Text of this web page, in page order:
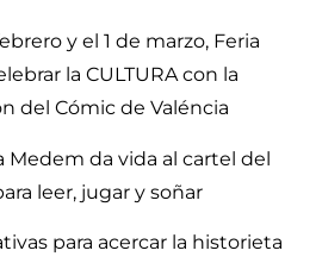
y el 1 de marzo, Feria
la CULTURA con la
del Cómic de Valéncia
Medem da vida al cartel del
leer, jugar y soñar
para acercar la historieta